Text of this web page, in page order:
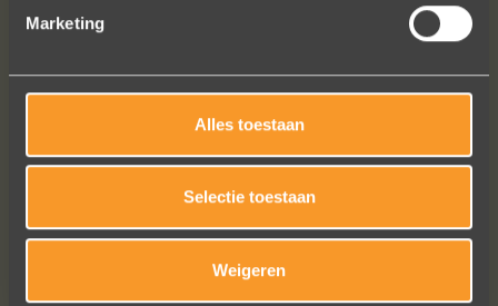
Marketing
Alles toestaan
Selectie toestaan
Weigeren